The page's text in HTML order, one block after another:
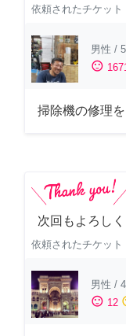
依頼されたチケット
男性 /
sentiment_satisfied
掃除機の修理
次回もよろし
依頼されたチケット
男性 /
sentiment_satisfied 12